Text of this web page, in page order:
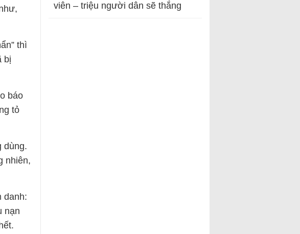
thì
bị
báo
tỏ
dùng.
nhiên,
danh:
nạn
viên – triệu người dân sẽ thắng